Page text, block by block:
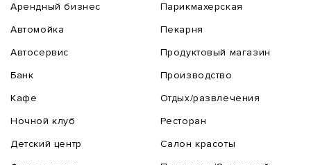
Арендный бизнес
Автомойка
Автосервис
Банк
Кафе
Ночной клуб
Детский центр
Парикмахерская
Пекарня
Продуктовый магазин
Производство
Отдых/развлечения
Ресторан
Салон красоты